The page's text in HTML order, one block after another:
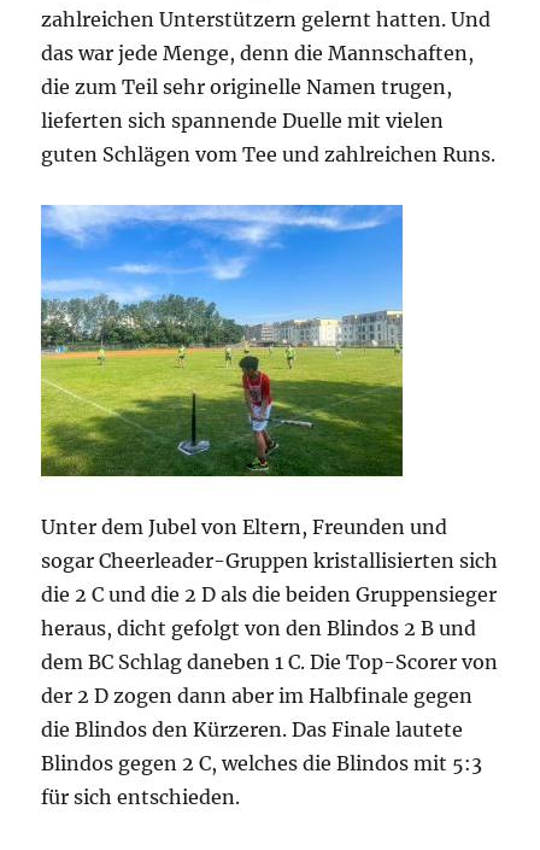
zahlreichen Unterstützern gelernt hatten. Und
das war jede Menge, denn die Mannschaften,
die zum Teil sehr originelle Namen trugen,
lieferten sich spannende Duelle mit vielen
guten Schlägen vom Tee und zahlreichen Runs.
Unter dem Jubel von Eltern, Freunden und
sogar Cheerleader-Gruppen kristallisierten sich
die 2 C und die 2 D als die beiden Gruppensieger
heraus, dicht gefolgt von den Blindos 2 B und
dem BC Schlag daneben 1 C. Die Top-Scorer von
der 2 D zogen dann aber im Halbfinale gegen
die Blindos den Kürzeren. Das Finale lautete
Blindos gegen 2 C, welches die Blindos mit 5:3
für sich entschieden.